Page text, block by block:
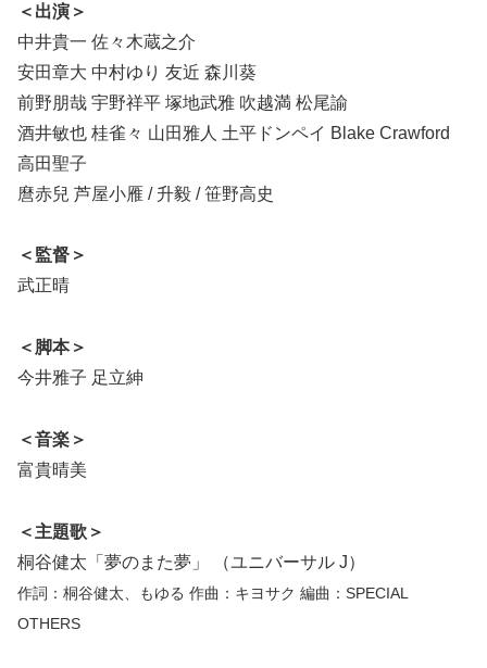
＜出演＞
中井貴一 佐々木蔵之介
安田章大 中村ゆり 友近 森川葵
前野朋哉 宇野祥平 塚地武雅 吹越満 松尾諭
酒井敏也 桂雀々 山田雅人 土平ドンペイ Blake Crawford
高田聖子
麿赤兒 芦屋小雁 / 升毅 / 笹野高史
＜監督＞
武正晴
＜脚本＞
今井雅子 足立紳
＜音楽＞
富貴晴美
＜主題歌＞
桐谷健太「夢のまた夢」 （ユニバーサル J）
作詞：桐谷健太、もゆる 作曲：キヨサク 編曲：SPECIAL
OTHERS